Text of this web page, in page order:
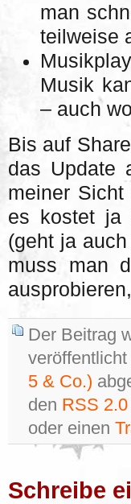
man
teilweise
Musik
– auch
Bis auf
das Update
meiner
es kostet ja
(geht ja
muss man
Der Beitrag
5 & Co.)
den RSS 2.0
oder einen
Schreibe